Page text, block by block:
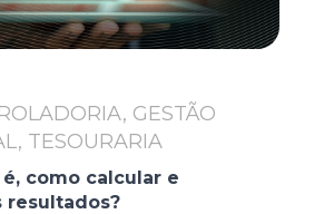
GESTÃO
TESOURARIA
é, como calcular e
resultados?